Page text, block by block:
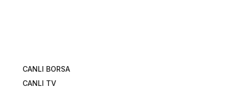
CANLI BORSA
CANLI TV